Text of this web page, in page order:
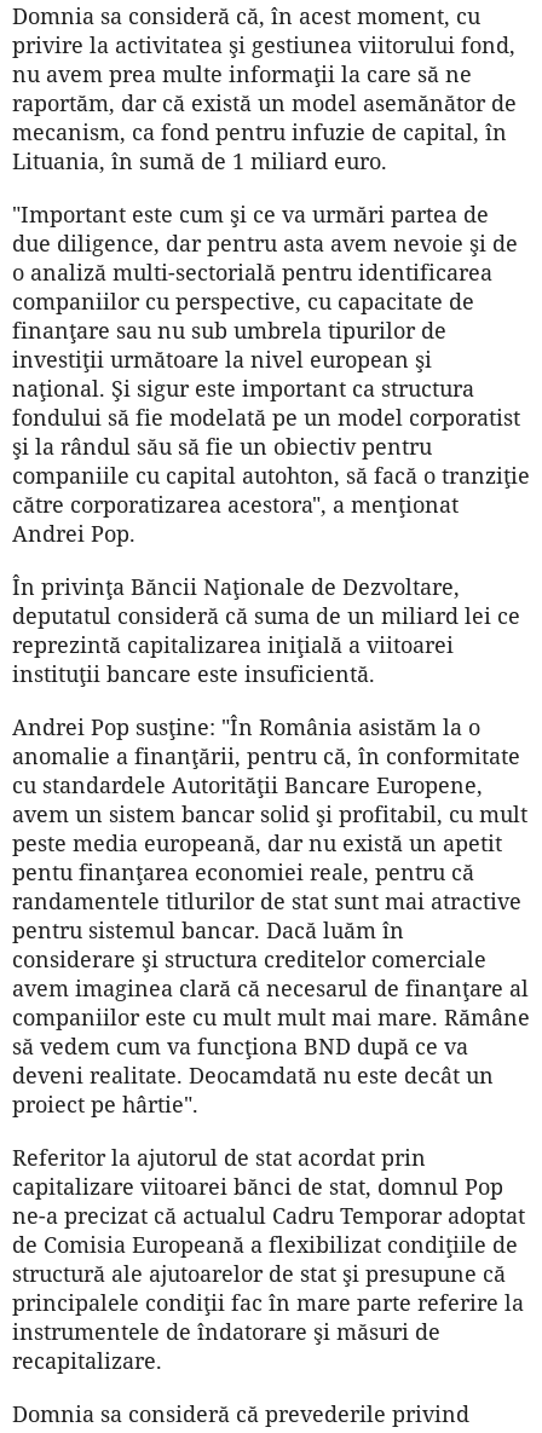
Domnia sa consideră că, în acest moment, cu
privire la activitatea şi gestiunea viitorului fond,
nu avem prea multe informaţii la care să ne
raportăm, dar că există un model asemănător de
mecanism, ca fond pentru infuzie de capital, în
Lituania, în sumă de 1 miliard euro.
"Important este cum şi ce va urmări partea de
due diligence, dar pentru asta avem nevoie şi de
o analiză multi-sectorială pentru identificarea
companiilor cu perspective, cu capacitate de
finanţare sau nu sub umbrela tipurilor de
investiţii următoare la nivel european şi
naţional. Şi sigur este important ca structura
fondului să fie modelată pe un model corporatist
şi la rândul său să fie un obiectiv pentru
companiile cu capital autohton, să facă o tranziţie
către corporatizarea acestora", a menţionat
Andrei Pop.
În privinţa Băncii Naţionale de Dezvoltare,
deputatul consideră că suma de un miliard lei ce
reprezintă capitalizarea iniţială a viitoarei
instituţii bancare este insuficientă.
Andrei Pop susţine: "În România asistăm la o
anomalie a finanţării, pentru că, în conformitate
cu standardele Autorităţii Bancare Europene,
avem un sistem bancar solid şi profitabil, cu mult
peste media europeană, dar nu există un apetit
pentu finanţarea economiei reale, pentru că
randamentele titlurilor de stat sunt mai atractive
pentru sistemul bancar. Dacă luăm în
considerare şi structura creditelor comerciale
avem imaginea clară că necesarul de finanţare al
companiilor este cu mult mult mai mare. Rămâne
să vedem cum va funcţiona BND după ce va
deveni realitate. Deocamdată nu este decât un
proiect pe hârtie".
Referitor la ajutorul de stat acordat prin
capitalizare viitoarei bănci de stat, domnul Pop
ne-a precizat că actualul Cadru Temporar adoptat
de Comisia Europeană a flexibilizat condiţiile de
structură ale ajutoarelor de stat şi presupune că
principalele condiţii fac în mare parte referire la
instrumentele de îndatorare şi măsuri de
recapitalizare.
Domnia sa consideră că prevederile privind